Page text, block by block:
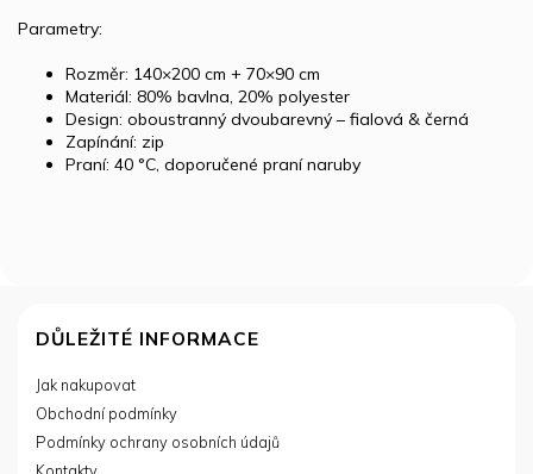
Parametry:
Rozměr: 140×200 cm + 70×90 cm
Materiál: 80% bavlna, 20% polyester
Design: oboustranný dvoubarevný – fialová & černá
Zapínání: zip
Praní: 40 °C, doporučené praní naruby
DŮLEŽITÉ INFORMACE
Jak nakupovat
Obchodní podmínky
Podmínky ochrany osobních údajů